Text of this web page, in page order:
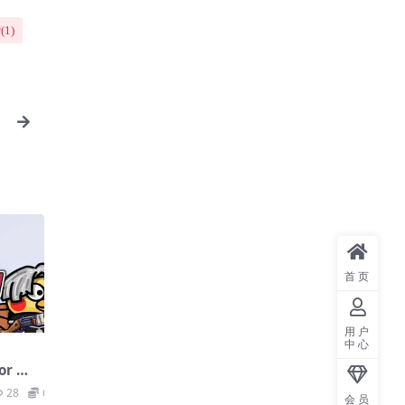
1)
Di
28 6.6
首页
用户
中心
会员